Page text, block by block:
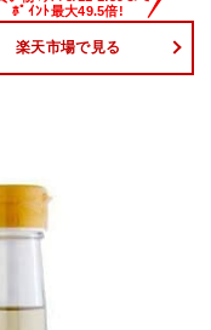
楽天市場で見る